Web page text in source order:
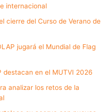
internacional
cierre del Curso de Verano de
jugará el Mundial de Flag
destacan en el MUTVI 2026
analizar los retos de la